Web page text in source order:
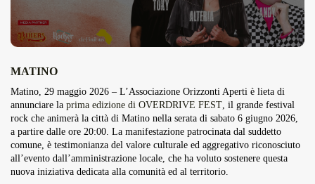
Tarantarte Al Festival De Fès...
Giugno 4, 2026 15 Min
Maggio 29, 2026
MATINO
Matino, 29 maggio 2026 – L’Associazione Orizzonti Aperti è lieta di
annunciare la prima edizione di OVERDRIVE FEST, il grande festival
rock che animerà la città di Matino nella serata di sabato 6 giugno 2026,
a partire dalle ore 20:00. La manifestazione patrocinata dal suddetto
comune, è testimonianza del valore culturale ed aggregativo riconosciuto
all’evento dall’amministrazione locale, che ha voluto sostenere questa
nuova iniziativa dedicata alla comunità ed al territorio.